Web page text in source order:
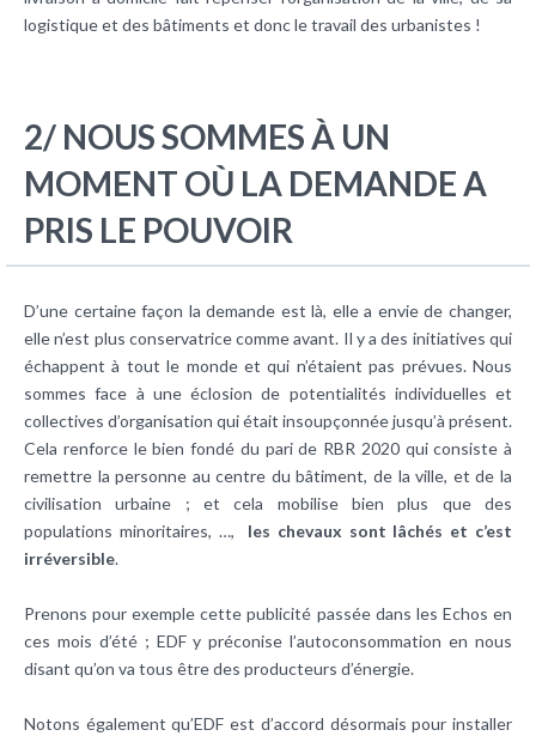
logistique et des bâtiments et donc le travail des urbanistes !
2/ NOUS SOMMES À UN
MOMENT OÙ LA DEMANDE A
PRIS LE POUVOIR
D’une certaine façon la demande est là, elle a envie de changer,
elle n’est plus conservatrice comme avant. Il y a des initiatives qui
échappent à tout le monde et qui n’étaient pas prévues. Nous
sommes face à une éclosion de potentialités individuelles et
collectives d’organisation qui était insoupçonnée jusqu’à présent.
Cela renforce le bien fondé du pari de RBR 2020 qui consiste à
remettre la personne au centre du bâtiment, de la ville, et de la
civilisation urbaine ; et cela mobilise bien plus que des
populations minoritaires, …, les chevaux sont lâchés et c’est
irréversible.
Prenons pour exemple cette publicité passée dans les Echos en
ces mois d’été ; EDF y préconise l’autoconsommation en nous
disant qu’on va tous être des producteurs d’énergie.
Notons également qu’EDF est d’accord désormais pour installer